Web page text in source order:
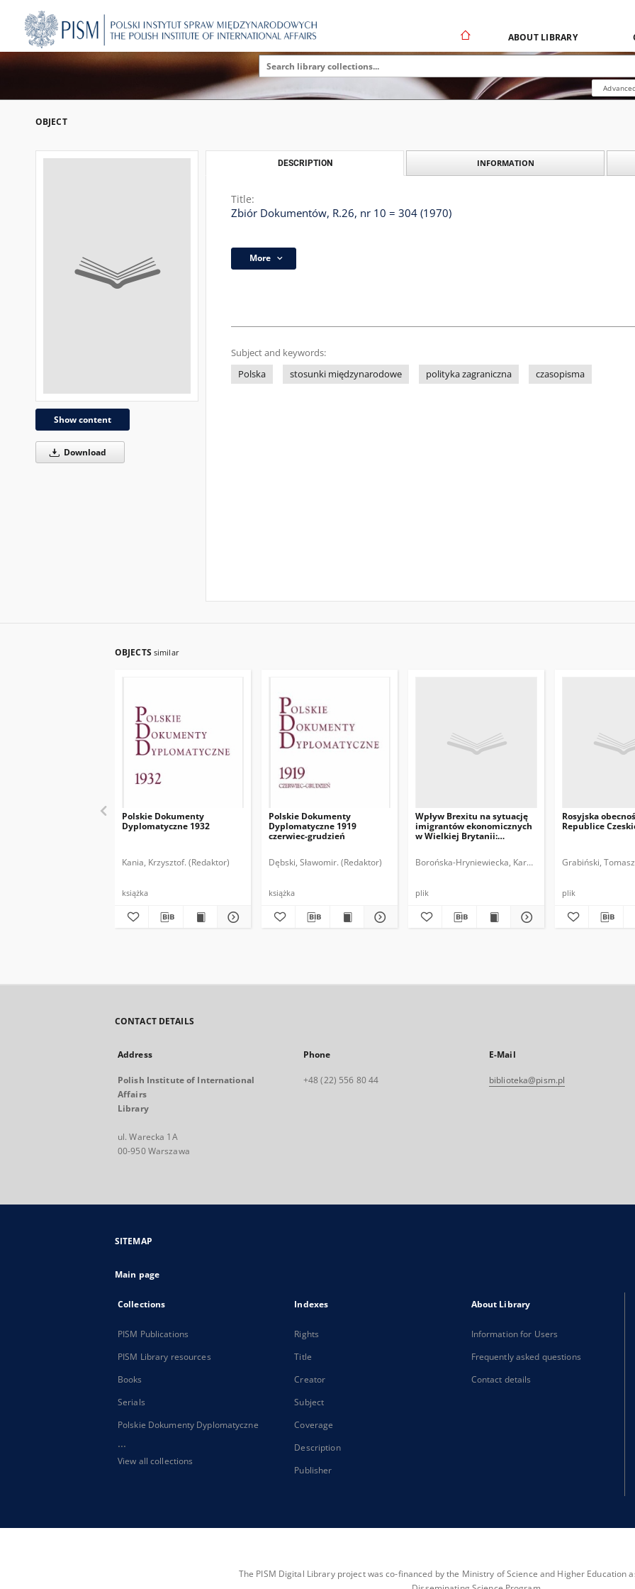
ABOUT LIBRARY
OBJECT
Show content
Download
DESCRIPTION INFORMATION
Title:
Zbiór Dokumentów, R.26, nr 10 = 304 (1970)
More
Subject and keywords:
Polska
stosunki międzynarodowe polityka zagraniczna czasopisma
OBJECTS similar
Polskie Dokumenty
Dyplomatyczne 1932
Kania, Krzysztof. (Redaktor)
książka
Polskie Dokumenty
Dyplomatyczne 1919
czerwiec-grudzień
Dębski, Sławomir. (Redaktor)
książka
Wpływ Brexitu na sytuację
imigrantów ekonomicznych
w Wielkiej Brytanii:
Borońska-Hryniewiecka, Karolina.
plik
Rosyjska
Republice
Grabiński,
plik
CONTACT DETAILS
Address
Polish Institute of International
Affairs
Library
ul. Warecka 1A
00-950 Warszawa
Phone
+48 (22) 556 80 44
E-Mail
biblioteka@pism.pl
SITEMAP
Main page
Collections
PISM Publications
PISM Library resources
Books
Serials
Polskie Dokumenty Dyplomatyczne
...
View all collections
Indexes
Rights
Title
Creator
Subject
Coverage
Description
Publisher
About Library
Information for Users
Frequently asked questions
Contact details
The PISM Digital Library project was co-financed by the Ministry of Science and Higher Education